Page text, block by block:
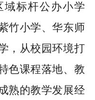
域标杆公办小学
竹小学、华东师
，从校园环境打
色课程落地、教
熟的教学发展经